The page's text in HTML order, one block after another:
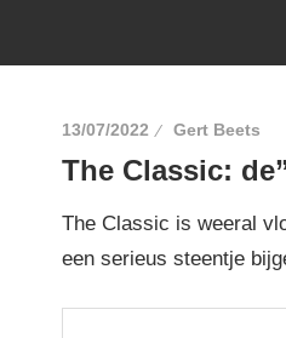
13/07/2022 Gert Beets
The Classic:
The Classic is weeral
een serieus steentje